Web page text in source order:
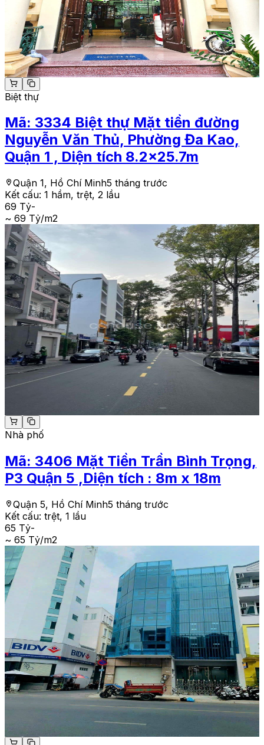
Biệt thự
Mã: 3334 Biệt thự Mặt tiền đường
Nguyễn Văn Thủ, Phường Đa Kao,
Quận 1 , Diện tích 8.2x25.7m
Quận 1, Hồ Chí Minh5 tháng trước
Kết cấu: 1 hầm, trệt, 2 lầu
69 Tỷ-
~ 69 Tỷ/m2
Nhà phố
Mã: 3406 Mặt Tiền Trần Bình Trọng,
P3 Quận 5 ,Diện tích : 8m x 18m
Quận 5, Hồ Chí Minh5 tháng trước
Kết cấu: trệt, 1 lầu
65 Tỷ-
~ 65 Tỷ/m2